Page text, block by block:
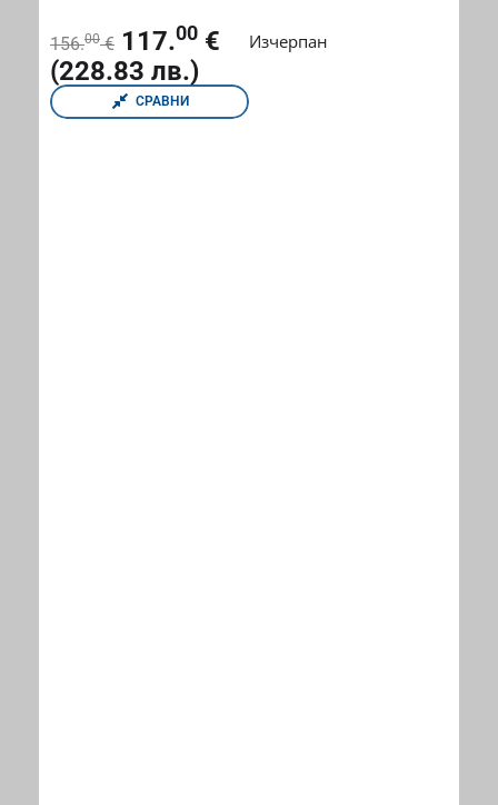
156.00 € 117.00 €
(228.83 лв.)
СРАВНИ
Изчерпан